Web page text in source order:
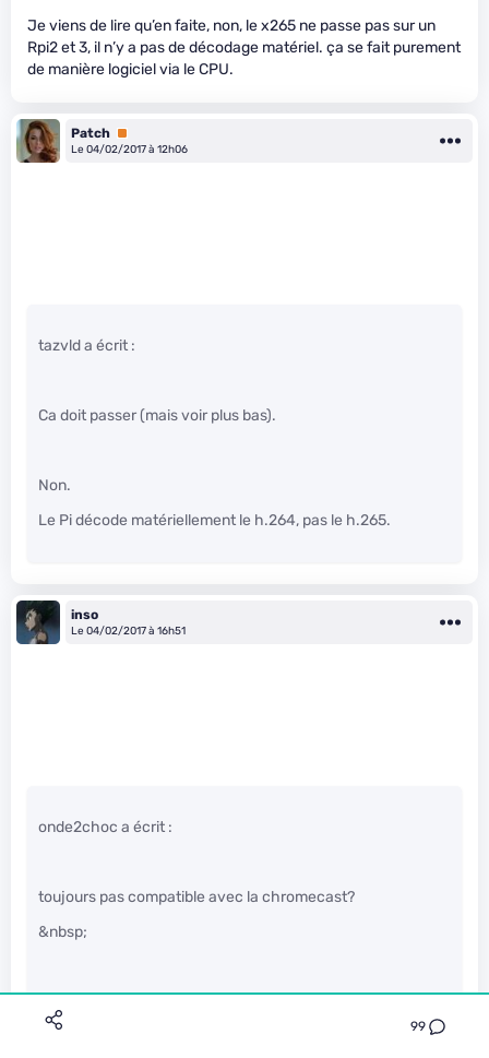
99
Je viens de lire qu’en faite, non, le x265 ne passe pas sur un
Rpi2 et 3, il n’y a pas de décodage matériel. ça se fait purement
de manière logiciel via le CPU.
Patch Premium
Le 04/02/2017 à 12h06
tazvld a écrit :
Ca doit passer (mais voir plus bas).
Non.
Le Pi décode matériellement le h.264, pas le h.265.
inso
Le 04/02/2017 à 16h51
onde2choc a écrit :
toujours pas compatible avec la chromecast?
&nbsp;
Pourquoi faire donc grand dieu ?! Kodi est un lecteur, pas un